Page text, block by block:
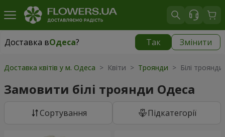
Доставка вОдеса? Так Змінити
Доставка вОдеса
Доставка квітів у м. Одеса > Квіти > Троянди > Білі троянди
Замовити білі троянди Одеса
Сортування Підкатегорії